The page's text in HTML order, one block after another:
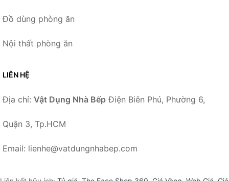
Đồ dùng phòng ăn
Nội thất phòng ăn
LIÊN HỆ
Địa chỉ: Vật Dụng Nhà Bếp Điện Biên Phủ, Phường 6,
Quận 3, Tp.HCM
Email: lienhe@vatdungnhabep.com